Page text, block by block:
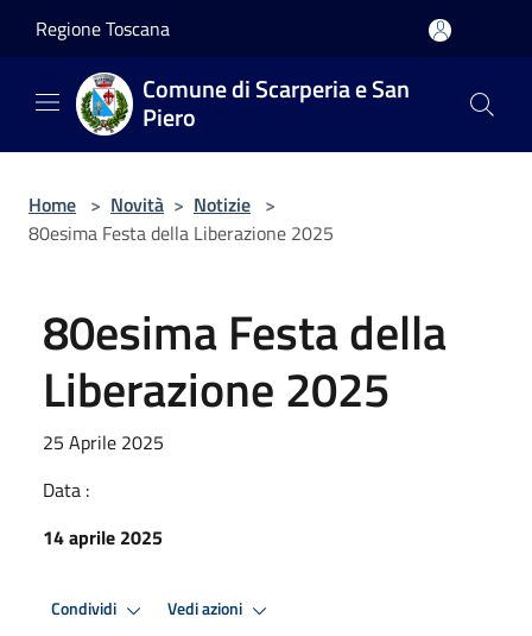
Regione Toscana
Comune di Scarperia e San
Piero
Home > Novità > Notizie >
80esima Festa della Liberazione 2025
80esima Festa della
Liberazione 2025
25 Aprile 2025
Data :
14 aprile 2025
Condividi Vedi azioni